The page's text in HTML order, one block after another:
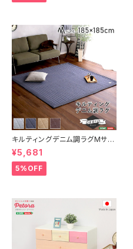
キルティングデニム調ラグMサイ
ズ(185x185cm)オールシーズ
ン、滑り止め付き、手洗い対応【D
erid-デリッド-】 DRG-M
¥5,681
5%OFF